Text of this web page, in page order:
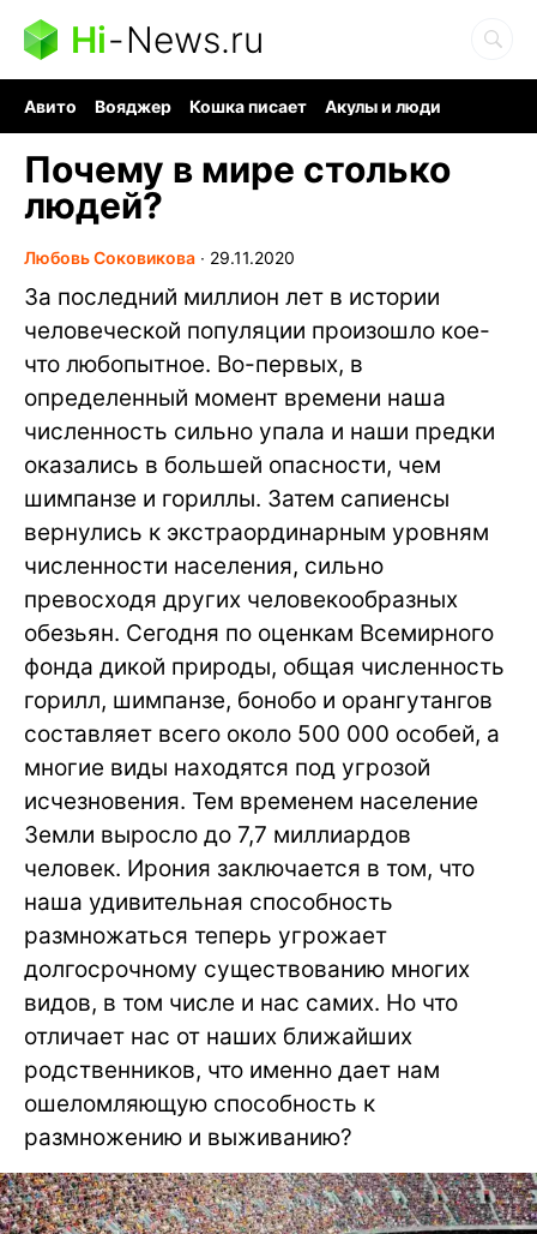
Hi-News.ru
Авито Вояджер Кошка писает
Акулы и люди
Почему в мире столько
людей?
Любовь Соковикова ∙ 29.11.2020
За последний миллион лет в истории
человеческой популяции произошло кое-
что любопытное. Во-первых, в
определенный момент времени наша
численность сильно упала и наши предки
оказались в большей опасности, чем
шимпанзе и гориллы. Затем сапиенсы
вернулись к экстраординарным уровням
численности населения, сильно
превосходя других человекообразных
обезьян. Сегодня по оценкам Всемирного
фонда дикой природы, общая численность
горилл, шимпанзе, бонобо и орангутангов
составляет всего около 500 000 особей, а
многие виды находятся под угрозой
исчезновения. Тем временем население
Земли выросло до 7,7 миллиардов
человек. Ирония заключается в том, что
наша удивительная способность
размножаться теперь угрожает
долгосрочному существованию многих
видов, в том числе и нас самих. Но что
отличает нас от наших ближайших
родственников, что именно дает нам
ошеломляющую способность к
размножению и выживанию?